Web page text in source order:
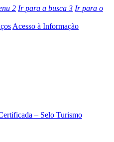
2 Ir para a busca 3 Ir para o
Acesso à Informação
– Selo Turismo